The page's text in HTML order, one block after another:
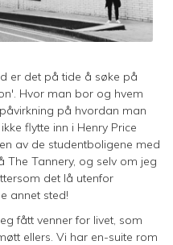
er det på tide å søke på
Hvor man bor og hvem
på hvordan man
flytte inn i Henry Price
av de studentboligene med
The Tannery, og selv om jeg
det lå utenfor
annet sted!
fått venner for livet, som
ellers. Vi har en-suite rom